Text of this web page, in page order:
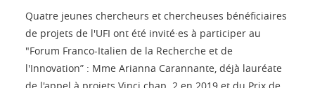
Quatre jeunes chercheurs et chercheuses bénéficiaires
de projets de l'UFI ont été invité·es à participer au
"Forum Franco-Italien de la Recherche et de
l'Innovation” : Mme Arianna Carannante, déjà lauréate
de l'appel à projets Vinci chap. 2 en 2019 et du Prix de